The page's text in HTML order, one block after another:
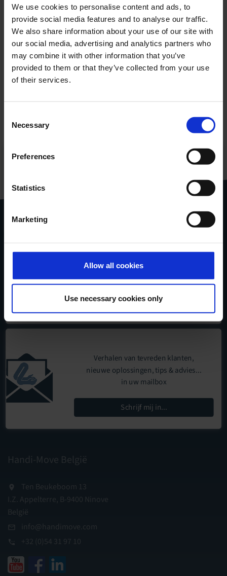
We use cookies to personalise content and ads, to
provide social media features and to analyse our traffic.
We also share information about your use of our site with
our social media, advertising and analytics partners who
may combine it with other information that you’ve
provided to them or that they’ve collected from your use
of their services.
Selection
Necessary
Preferences
Statistics
Marketing
Allow all cookies
Use necessary cookies only
Uniek systeem voor zelfstandige transfers
Handi-Move biedt de gepatenteerde ‘tilbeugel’ voor
zelfstandig gebruik aan (het enige tilsysteem op de markt dat
zelfstandig kan worden gebruikt). Dit in combinatie met één
van onze railsystemen. Hiermee kan uw cliënt zich zelfstandig
verplaatsen naar bed, toilet, bad, douche… zonder dat een
productcatalogus
Stel je vraag via hetcontactformulier.
Locatievan onze
Ninove via Google Maps.
Contacteer Handi-Move
Verhalen van tevreden klanten,
nieuwe oplossingen, tips & advies...
in uw mailbox
Schrijf mij in...
Handi-Move België
Ten Beukeboom 13
I.Z. Appelterre, B-9400 Ninove
België
info@handimove.com
+32 (0)54 31 97 10